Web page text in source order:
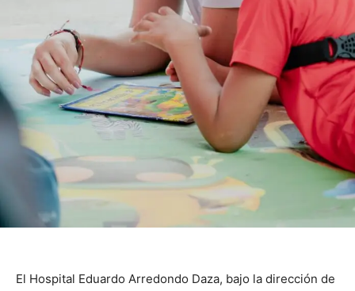
El Hospital Eduardo Arredondo Daza, bajo la dirección de